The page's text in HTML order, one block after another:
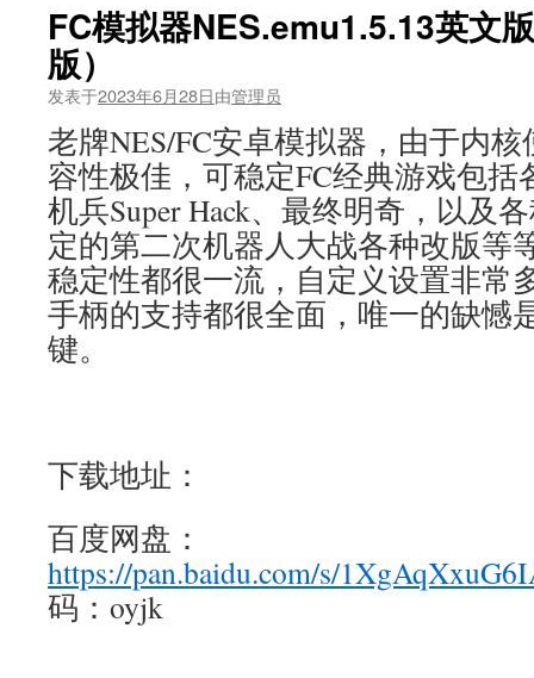
FC模拟器NES.emu1.5.13英文
版）
发表于2023年6月28日由管理员
老牌NES/FC安卓模拟器，由于内
容性极佳，可稳定FC经典游戏包
机兵Super Hack、最终明奇，以及
定的第二次机器人大战各种改版等
稳定性都很一流，自定义设置非常
手柄的支持都很全面，唯一的缺憾
键。
下载地址：
百度网盘：
https://pan.baidu.com/s/
码：oyjk